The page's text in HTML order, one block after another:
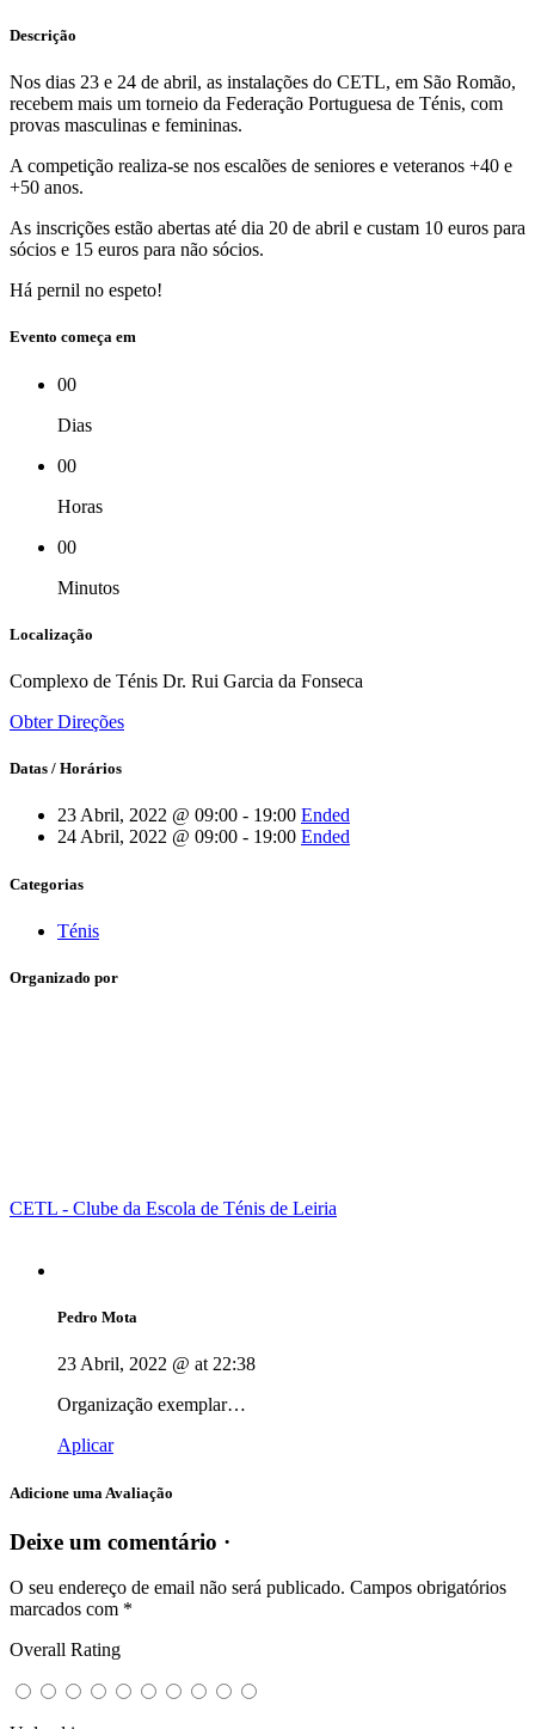
Descrição
Nos dias 23 e 24 de abril, as instalações do CETL, em São Romão,
recebem mais um torneio da Federação Portuguesa de Ténis, com
provas masculinas e femininas.
A competição realiza-se nos escalões de seniores e veteranos +40 e
+50 anos.
As inscrições estão abertas até dia 20 de abril e custam 10 euros para
sócios e 15 euros para não sócios.
Há pernil no espeto!
Evento começa em
00
Dias
00
Horas
00
Minutos
Localização
Complexo de Ténis Dr. Rui Garcia da Fonseca
Obter Direções
Datas / Horários
23 Abril, 2022 @ 09:00 - 19:00 Ended
24 Abril, 2022 @ 09:00 - 19:00 Ended
Categorias
Ténis
Organizado por
CETL - Clube da Escola de Ténis de Leiria
Pedro Mota
23 Abril, 2022 @ at 22:38
Organização exemplar…
Aplicar
Adicione uma Avaliação
Deixe um comentário ·
O seu endereço de email não será publicado. Campos obrigatórios
marcados com *
Overall Rating